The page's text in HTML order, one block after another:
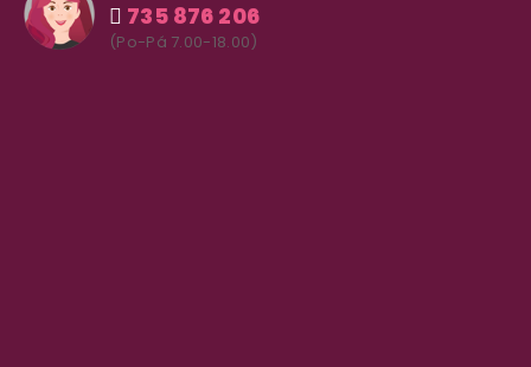
735 876 206
(Po-Pá 7.00-18.00)